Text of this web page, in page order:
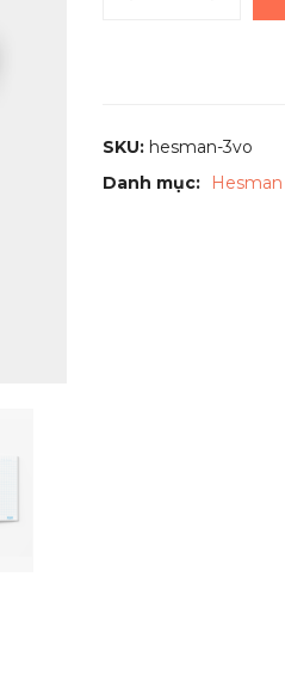
SKU: hesman-3vo
Danh mục: